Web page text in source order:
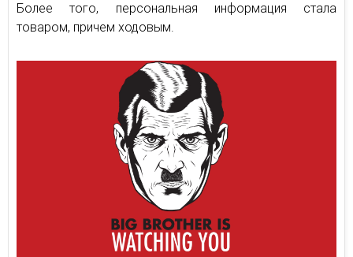
Более того, персональная информация стала
товаром, причем ходовым.